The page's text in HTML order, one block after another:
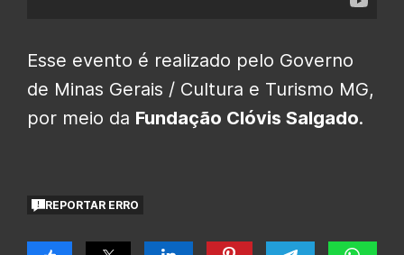
Esse evento é realizado pelo Governo
de Minas Gerais / Cultura e Turismo MG,
por meio da Fundação Clóvis Salgado.
REPORTAR ERRO